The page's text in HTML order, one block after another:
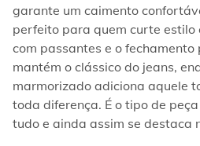
garante um caimento
perfeito para quem curte estilo
com passantes e o
mantém o clássico do jeans,
marmorizado adiciona aquele
toda diferença. É o tipo de
tudo e ainda assim se destaca